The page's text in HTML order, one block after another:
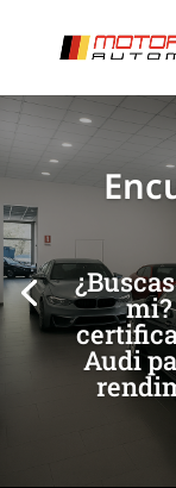
Audi
[/et_pb_slide] [/